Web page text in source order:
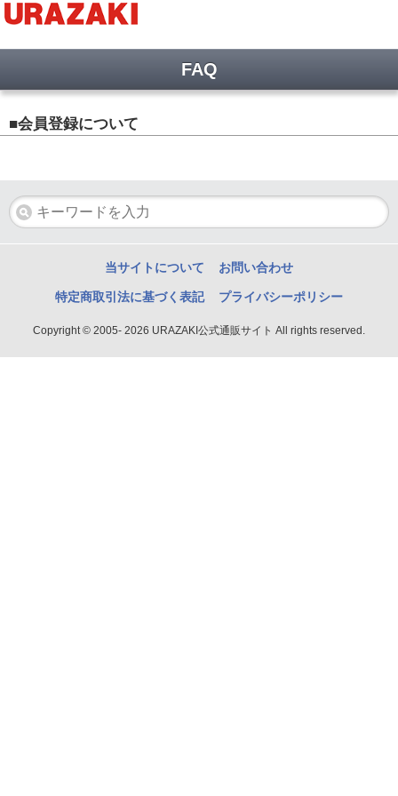
FAQ
■会員登録について
当サイトについて お問い合わせ
特定商取引法に基づく表記 プライバシーポリシー
Copyright © 2005- 2026 URAZAKI公式通販サイト All rights reserved.